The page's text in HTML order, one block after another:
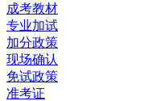
成考教材
专业加试
加分政策
现场确认
免试政策
准考证